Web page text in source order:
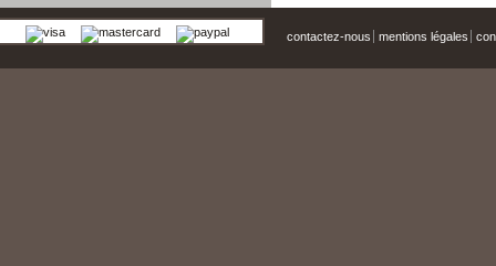
contactez-nous mentions légales